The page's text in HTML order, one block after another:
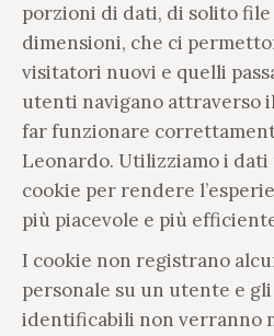
porzioni di dati, di solito
dimensioni, che ci
visitatori nuovi e quelli
utenti navigano attraverso
far funzionare
Leonardo. Utilizziamo i
cookie per rendere
più piacevole e più
I cookie non registrano
personale su un utente e
identificabili non verranno